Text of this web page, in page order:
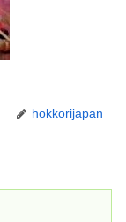
hokkorijapan